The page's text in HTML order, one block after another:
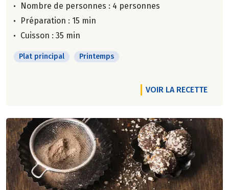
Nombre de personnes : 4 personnes
Préparation : 15 min
Cuisson : 35 min
Plat principal Printemps
VOIR LA RECETTE